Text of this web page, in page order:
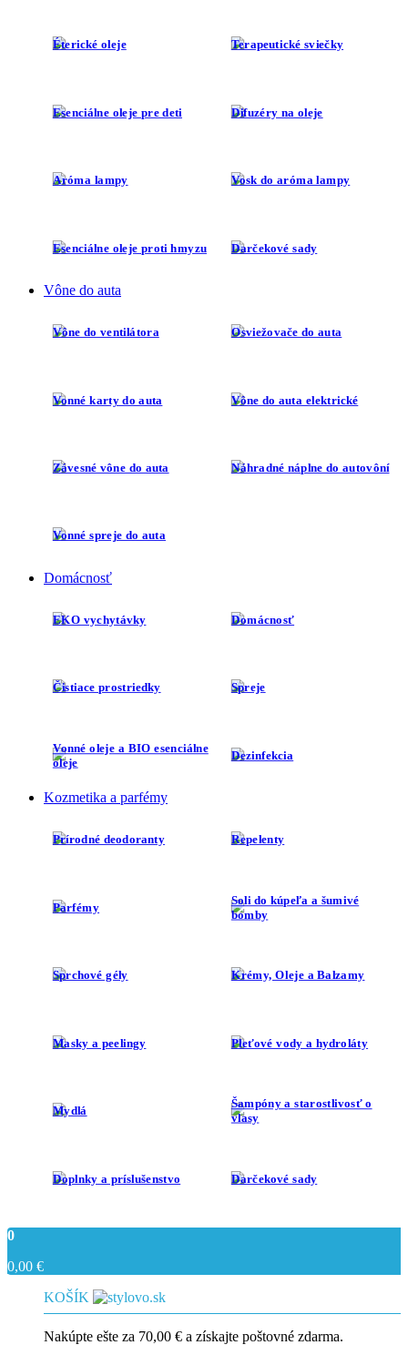
Éterické oleje Terapeutické sviečky
Esenciálne oleje pre deti Difuzéry na oleje
Aróma lampy Vosk do aróma lampy
Esenciálne oleje proti hmyzu Darčekové sady
Vône do auta
Vône do ventilátora Osviežovače do auta
Vonné karty do auta Vône do auta elektrické
Závesné vône do auta Náhradné náplne do autovôní
Vonné spreje do auta
Domácnosť
EKO vychytávky Domácnosť
Čistiace prostriedky Spreje
Vonné oleje a BIO esenciálne
oleje
Dezinfekcia
Kozmetika a parfémy
Prírodné deodoranty Repelenty
Parfémy
Soli do kúpeľa a šumivé
bomby
Sprchové gély Krémy, Oleje a Balzamy
Masky a peelingy Pleťové vody a hydroláty
Mydlá
Šampóny a starostlivosť o
vlasy
Doplnky a príslušenstvo Darčekové sady
0
0,00 €
KOŠÍK
Nakúpte ešte za 70,00 € a získajte poštovné zdarma.